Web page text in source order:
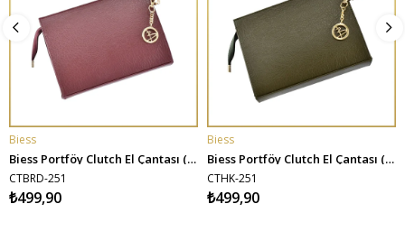
SEPETE EKLE
Biess
Biess Portföy Clutch El Çantası (Charm Hediyeli) - Bordo
CTBRD-251
₺499,90
SEPETE EKLE
Biess
Biess Portföy Clutch El Çantası (Charm Hediyeli) - Haki
CTHK-251
₺499,90